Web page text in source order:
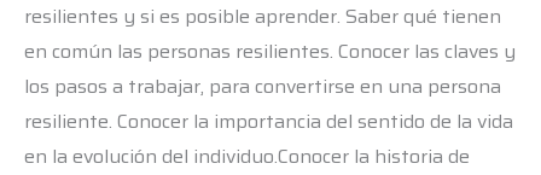
resilientes y si es posible aprender. Saber qué tienen
en común las personas resilientes. Conocer las claves y
los pasos a trabajar, para convertirse en una persona
resiliente. Conocer la importancia del sentido de la vida
en la evolución del individuo.Conocer la historia de